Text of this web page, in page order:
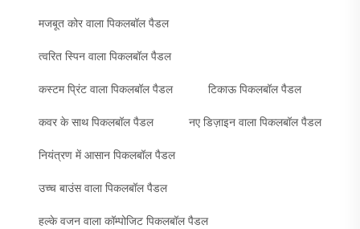
मजबूत कोर वाला पिकलबॉल पैडल
त्वरित स्पिन वाला पिकलबॉल पैडल
कस्टम प्रिंट वाला पिकलबॉल पैडल टिकाऊ पिकलबॉल पैडल
कवर के साथ पिकलबॉल पैडल नए डिज़ाइन वाला पिकलबॉल पैडल
नियंत्रण में आसान पिकलबॉल पैडल
उच्च बाउंस वाला पिकलबॉल पैडल
हल्के वजन वाला कॉम्पोजिट पिकलबॉल पैडल